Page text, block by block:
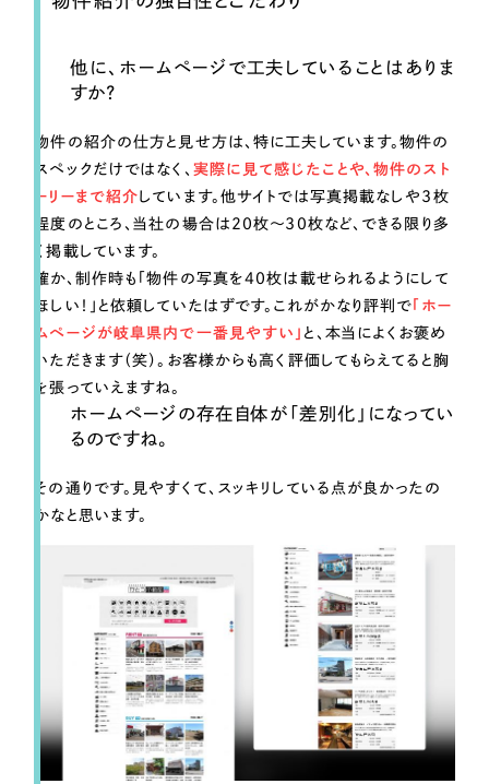
他に、ホームページで工夫していることはありま
すか？
物件の紹介の仕方と見せ方は、特に工夫しています。物件の
スペックだけではなく、 実際に見て感じたことや、物件のスト
ーリーまで紹介しています。他サイトでは写真掲載なしや3枚
程度のところ、当社の場合は20枚〜30枚など、できる限り多
く掲載しています。
確か、制作時も「物件の写真を40枚は載せられるようにして
ほしい！」と依頼していたはずです。これがかなり評判で「ホー
ムページが岐阜県内で一番見やすい」 と、本当によくお褒め
いただきます（笑）。お客様からも高く評価してもらえてると胸
を張っていえますね。
ホームページの存在自体が「差別化」になってい
るのですね。
その通りです。見やすくて、スッキリしている点が良かったの
かなと思います。